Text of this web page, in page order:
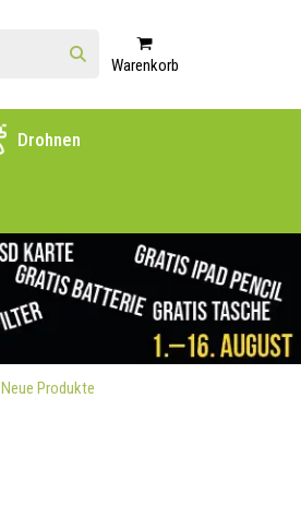
Warenkorb
Drohnen
Neue Produkte